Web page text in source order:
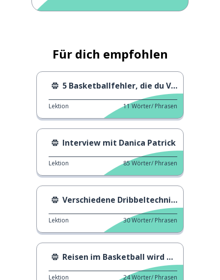
Für dich empfohlen
5 Basketballfehler, die du VERMEIDEN solltest
Lektion 11Wörter/ Phrasen
Interview mit Danica Patrick
Lektion 85Wörter/ Phrasen
Verschiedene Dribbeltechniken
Lektion 30Wörter/ Phrasen
Reisen im Basketball wird wie ...
Lektion 24Wörter/ Phrasen